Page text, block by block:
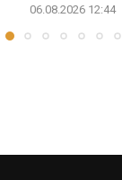
06.08.2026 12:44